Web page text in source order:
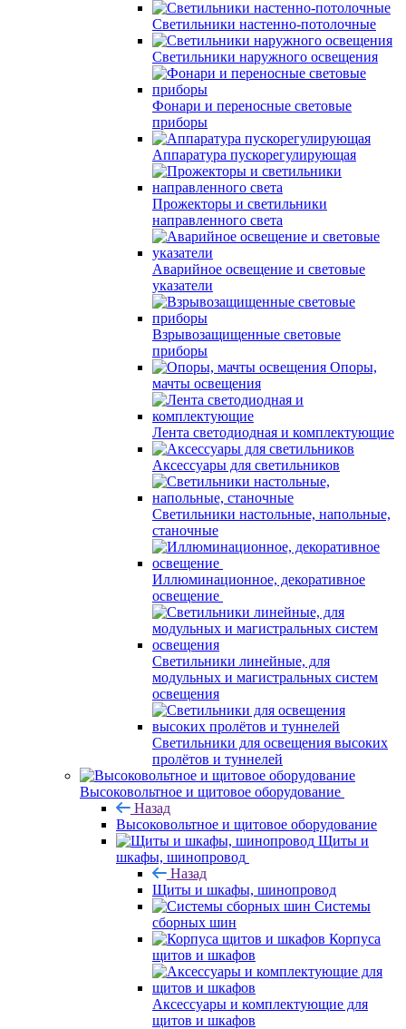
Светильники настенно-потолочные
Светильники наружного освещения
Фонари и переносные световые
приборы
Аппаратура пускорегулирующая
Прожекторы и светильники
направленного света
Аварийное освещение и световые
указатели
Взрывозащищенные световые
приборы
Опоры,
мачты освещения
Лента светодиодная и комплектующие
Аксессуары для светильников
Светильники настольные, напольные,
станочные
Иллюминационное, декоративное
освещение
Светильники линейные, для
модульных и магистральных систем
освещения
Светильники для освещения высоких
пролётов и туннелей
Высоковольтное и щитовое оборудование
Назад
Высоковольтное и щитовое оборудование
Щиты и
шкафы, шинопровод
Назад
Щиты и шкафы, шинопровод
Системы
сборных шин
Корпуса
щитов и шкафов
Аксессуары и комплектующие для
щитов и шкафов